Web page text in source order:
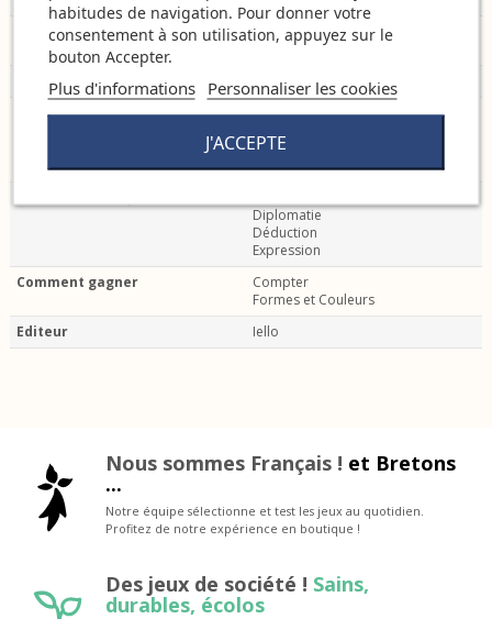
Univers
Histoire
Victorien
Spécificités du jeu
Enquête & Enigme
Compétences stimulées
Communiquer
Réfléchir
S'affronter
Diplomatie
Déduction
Expression
Comment gagner
Compter
Formes et Couleurs
Editeur
Iello
Nous sommes Français ! et Bretons
...
Notre équipe sélectionne et test les jeux au quotidien.
Profitez de notre expérience en boutique !
Des jeux de société ! Sains,
durables, écolos
habitudes de navigation. Pour donner votre
consentement à son utilisation, appuyez sur le
bouton Accepter.
Plus d'informations Personnaliser les cookies
J'ACCEPTE